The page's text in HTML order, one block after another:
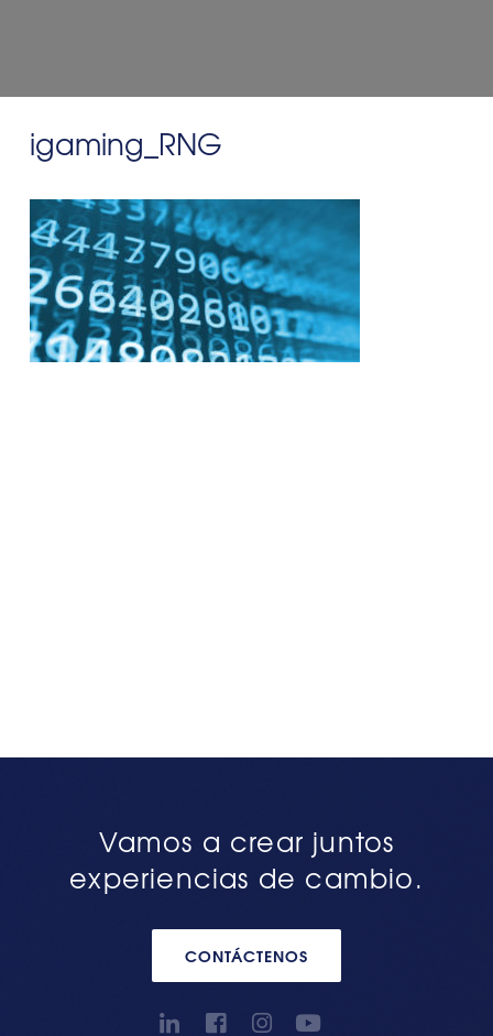
igaming_RNG
Vamos a crear juntos
experiencias de cambio.
CONTÁCTENOS